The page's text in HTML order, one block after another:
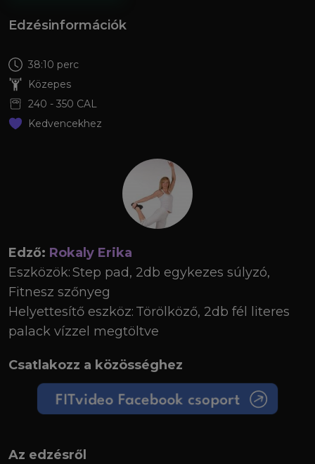
Edzésinformációk
38:10 perc
Közepes
240 - 350 CAL
Kedvencekhez
Edző: Rokaly Erika
Eszközök:Step pad, 2db egykezes súlyzó,
Fitnesz szőnyeg
Helyettesítő eszköz: Törölköző, 2db fél literes
palack vízzel megtöltve
Csatlakozz a közösséghez
Az edzésről